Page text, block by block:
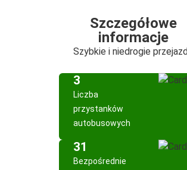
Szczegółowe
informacje
Szybkie i niedrogie
3
Liczba
przystanków
autobusowych
31
Bezpośrednie